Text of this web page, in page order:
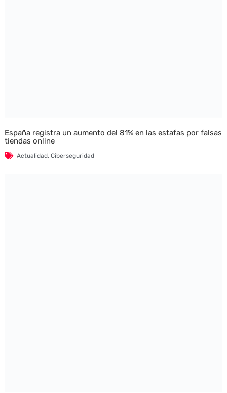
España registra un aumento del 81% en las estafas por falsas
tiendas online
Actualidad, Ciberseguridad